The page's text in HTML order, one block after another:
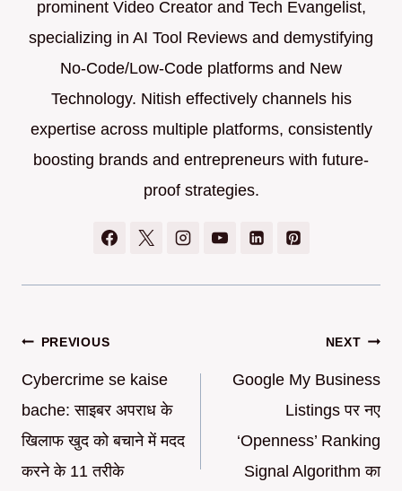
prominent Video Creator and Tech Evangelist,
specializing in AI Tool Reviews and demystifying
No-Code/Low-Code platforms and New
Technology. Nitish effectively channels his
expertise across multiple platforms, consistently
boosting brands and entrepreneurs with future-
proof strategies.
Post
navigation
PREVIOUS
Cybercrime se kaise
bache: साइबर अपराध के
खिलाफ खुद को बचाने में मदद
करने के 11 तरीके
NEXT
Google My Business
Listings पर नए
‘Openness’ Ranking
Signal Algorithm का